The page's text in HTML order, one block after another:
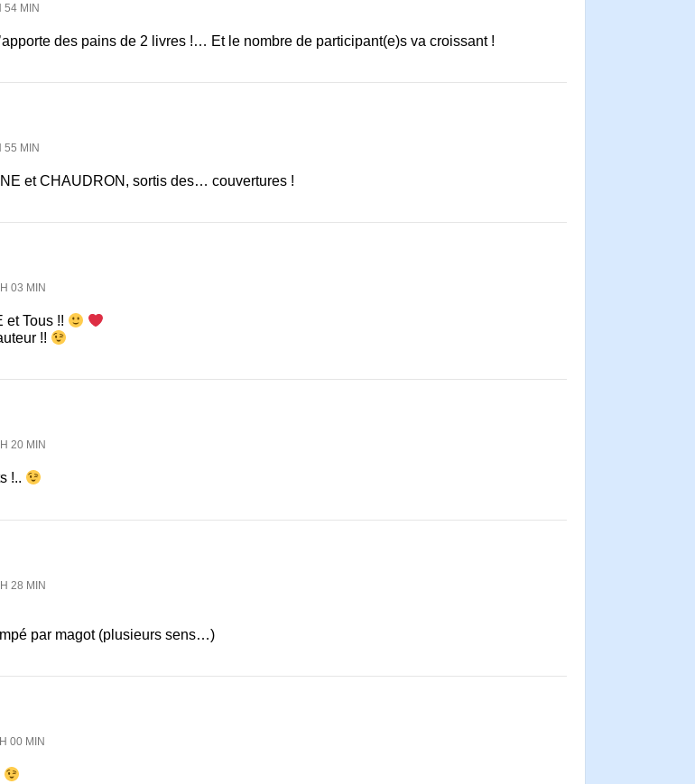
54 MIN
des pains de 2 livres !… Et le nombre de participant(e)s va croissant !
55 MIN
et CHAUDRON, sortis des… couvertures !
03 MIN
et Tous !!
!!
20 MIN
!..
28 MIN
par magot (plusieurs sens…)
00 MIN